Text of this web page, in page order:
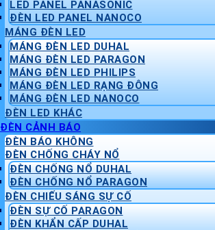
LED PANEL PANASONIC
ĐÈN LED PANEL NANOCO
MÁNG ĐÈN LED
MÁNG ĐÈN LED DUHAL
MÁNG ĐÈN LED PARAGON
MÁNG ĐÈN LED PHILIPS
MÁNG ĐÈN LED RẠNG ĐÔNG
MÁNG ĐÈN LED NANOCO
ĐÈN LED KHÁC
ĐÈN CẢNH BÁO
ĐÈN BÁO KHÔNG
ĐÈN CHỐNG CHÁY NỔ
ĐÈN CHỐNG NỔ DUHAL
ĐÈN CHỐNG NỔ PARAGON
ĐÈN CHIẾU SÁNG SỰ CỐ
ĐÈN SỰ CỐ PARAGON
ĐÈN KHẨN CẤP DUHAL